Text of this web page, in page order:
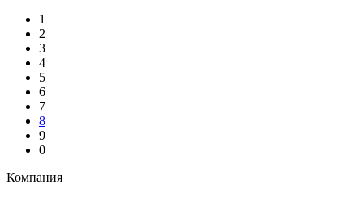
1
2
3
4
5
6
7
8
9
0
Компания